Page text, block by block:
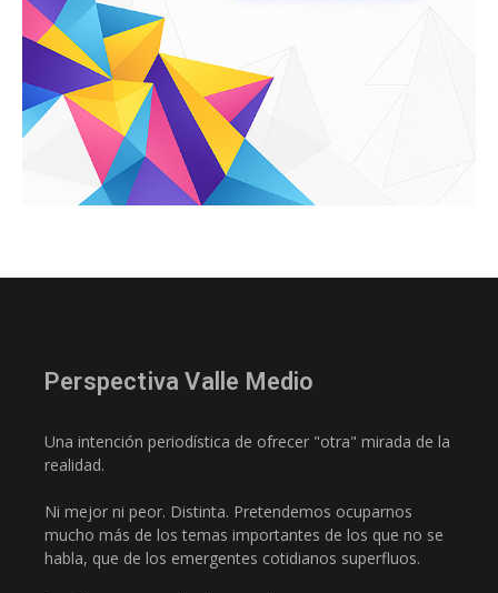
Perspectiva Valle Medio
Una intención periodística de ofrecer "otra" mirada de la
realidad.
Ni mejor ni peor. Distinta. Pretendemos ocuparnos
mucho más de los temas importantes de los que no se
habla, que de los emergentes cotidianos superfluos.